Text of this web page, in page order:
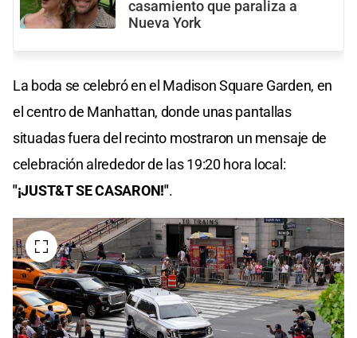
casamiento que paraliza a
Nueva York
La boda se celebró en el Madison Square Garden, en
el centro de Manhattan, donde unas pantallas
situadas fuera del recinto mostraron un mensaje de
celebración alrededor de las 19:20 hora local:
"¡JUST&T SE CASARON!".